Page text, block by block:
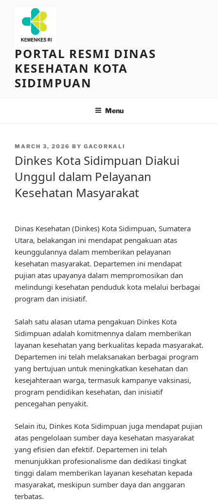
content
PORTAL RESMI DINAS
KESEHATAN KOTA
SIDIMPUAN
Menu
POSTED
MARCH 3, 2026 BY GACORKALI
Dinkes Kota Sidimpuan Diakui
Unggul dalam Pelayanan
Kesehatan Masyarakat
Dinas Kesehatan (Dinkes) Kota Sidimpuan, Sumatera
Utara, belakangan ini mendapat pengakuan atas
keunggulannya dalam memberikan pelayanan
kesehatan masyarakat. Departemen ini mendapat
pujian atas upayanya dalam mempromosikan dan
melindungi kesehatan penduduk kota melalui berbagai
program dan inisiatif.
Salah satu alasan utama pengakuan Dinkes Kota
Sidimpuan adalah komitmennya dalam memberikan
layanan kesehatan yang berkualitas kepada masyarakat.
Departemen ini telah melaksanakan berbagai program
yang bertujuan untuk meningkatkan kesehatan dan
kesejahteraan warga, termasuk kampanye vaksinasi,
program pendidikan kesehatan, dan inisiatif
pencegahan penyakit.
Selain itu, Dinkes Kota Sidimpuan juga mendapat pujian
atas pengelolaan sumber daya kesehatan masyarakat
yang efisien dan efektif. Departemen ini telah
menunjukkan profesionalisme dan dedikasi tingkat
tinggi dalam memberikan layanan kesehatan kepada
masyarakat, meskipun sumber daya dan anggaran
terbatas.